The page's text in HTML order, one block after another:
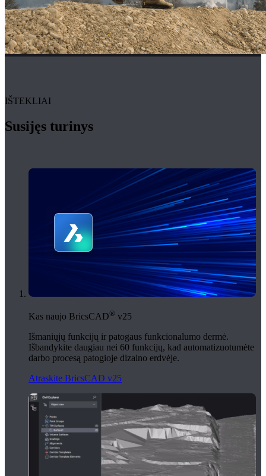
IŠTEKLIAI
Susijęs turinys
Kas naujo BricsCAD® v25
Išmaniųjų funkcijų ir patogaus funkcionalumo dermė.
Išbandykite daugiau nei 60 funkcijų, kad automatizuotumėte
darbo procesą patogioje dizaino erdvėje.
Atraskite BricsCAD v25